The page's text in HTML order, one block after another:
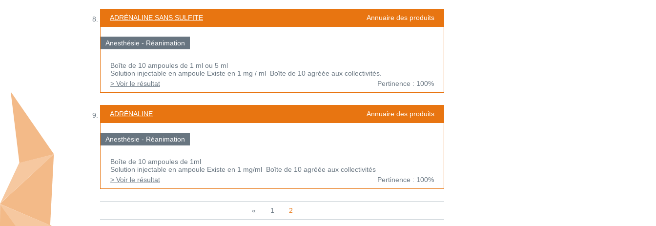
ADRÉNALINE SANS SULFITE Annuaire des produits
Anesthésie - Réanimation
Boîte de 10 ampoules de 1 ml ou 5 ml
Solution injectable en ampoule Existe en 1 mg / ml Boîte de 10 agréée aux collectivités.
> Voir le résultat
Pertinence : 100%
ADRÉNALINE Annuaire des produits
Anesthésie - Réanimation
Boîte de 10 ampoules de 1ml
Solution injectable en ampoule Existe en 1 mg/ml Boîte de 10 agréée aux collectivités
> Voir le résultat
Pertinence : 100%
« 1 2